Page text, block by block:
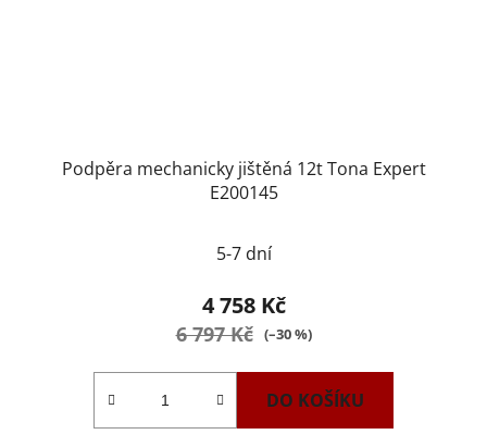
Podpěra mechanicky jištěná 12t Tona Expert
E200145
5-7 dní
4 758 Kč
6 797 Kč (–30 %)
DO KOŠÍKU